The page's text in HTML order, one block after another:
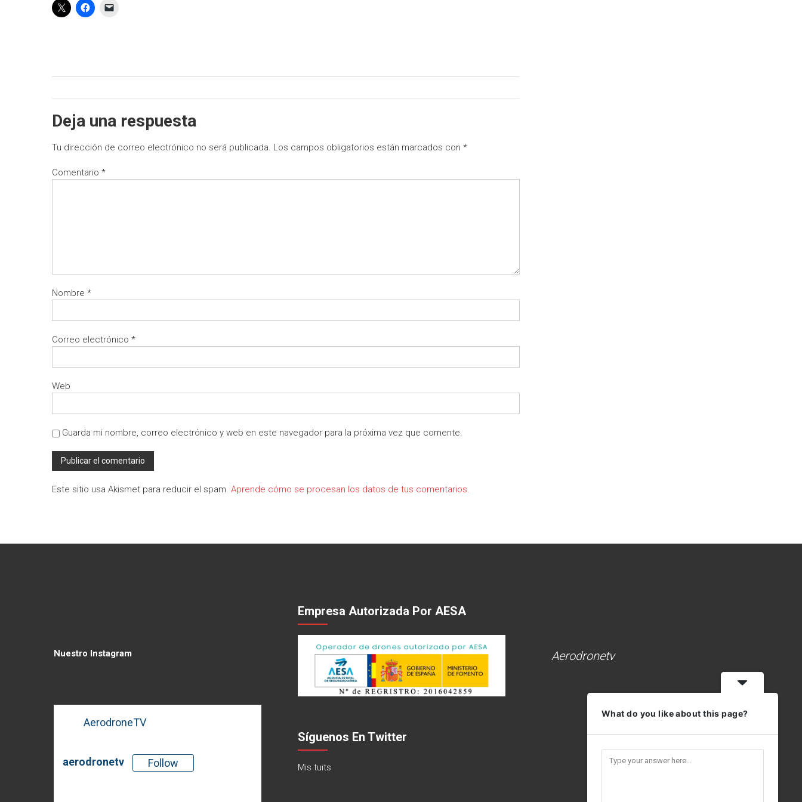
Deja una respuesta
Tu dirección de correo electrónico no será publicada. Los campos obligatorios están marcados con *
Comentario *
Nombre *
Correo electrónico *
Web
Guarda mi nombre, correo electrónico y web en este navegador para la próxima vez que comente.
Este sitio usa Akismet para reducir el spam. Aprende cómo se procesan los datos de tus comentarios.
Nuestro Instagram
AerodroneTV
aerodronetv Follow
Empresa Autorizada Por AESA
Síguenos En Twitter
Mis tuits
Aerodronetv
What do you like about this page?